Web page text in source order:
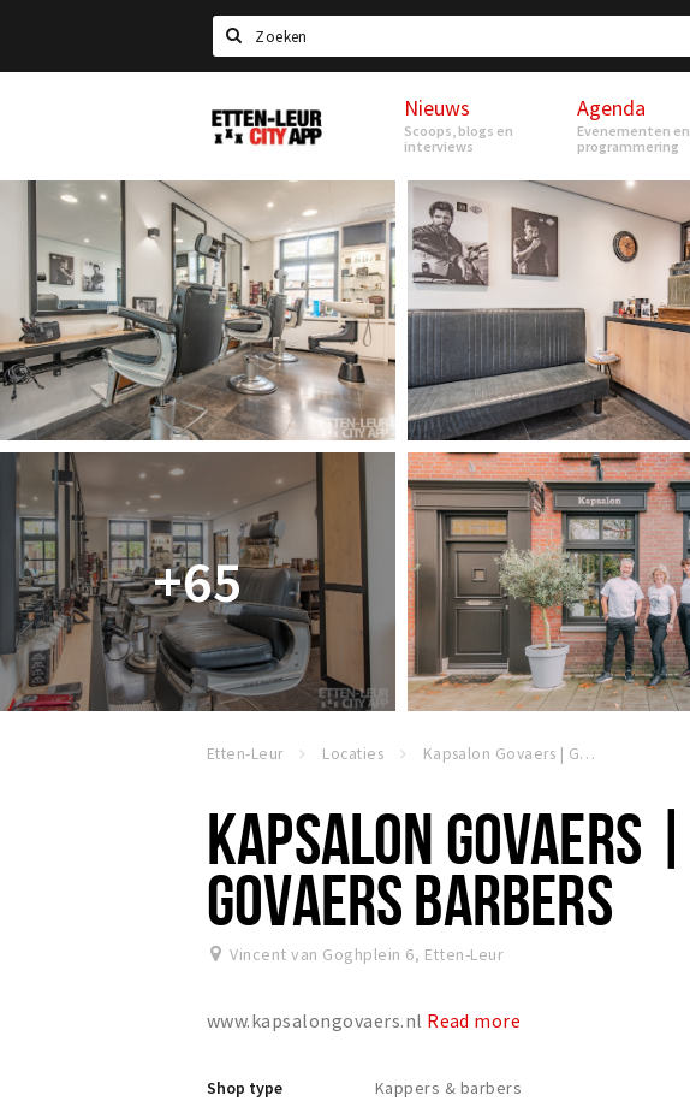
Search
Etten-
Leur
Nieuws
Scoops, blogs en
interviews
Agenda
Evenementen en
programmering
+65
Etten-Leur Locaties Kapsalon Govaers | Govaers Barbers
KAPSALON GOVAERS |
GOVAERS BARBERS
Vincent van Goghplein 6, Etten-Leur
www.kapsalongovaers.nl Read more
Shop type
Kappers & barbers